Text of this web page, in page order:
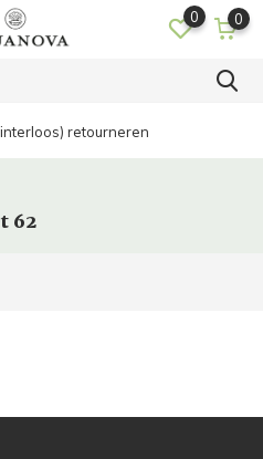
0 0
retourneren
62